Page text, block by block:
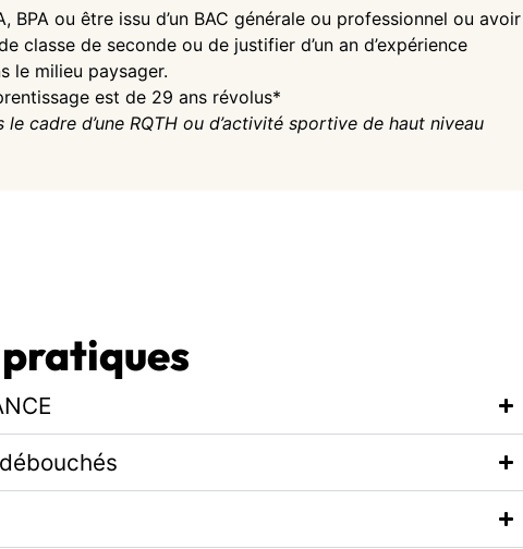
BPA ou être issu d’un BAC générale ou professionnel ou avoir
classe de seconde ou de justifier d’un an d’expérience
le milieu paysager.
est de 29 ans révolus*
cadre d’une RQTH ou d’activité sportive de haut niveau